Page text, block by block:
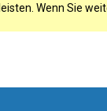
Wenn Sie